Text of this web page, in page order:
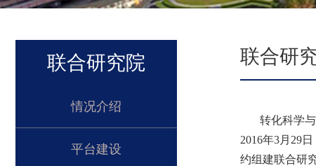
联合研究院
情况介绍
平台建设
联合研
转化科学
2016年3月 29
约组建联合研